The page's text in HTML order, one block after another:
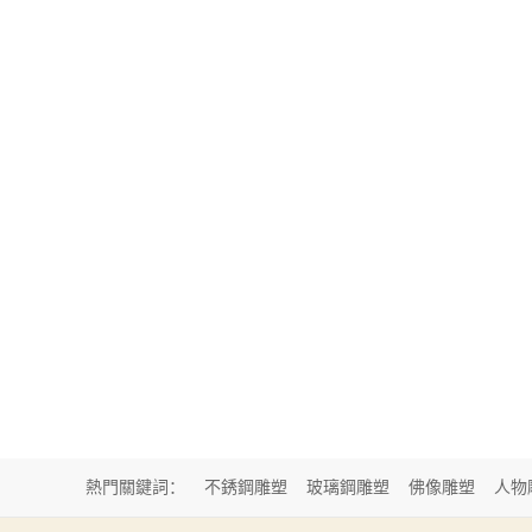
熱門關鍵詞： 不銹鋼雕塑 玻璃鋼雕塑 佛像雕塑 人物